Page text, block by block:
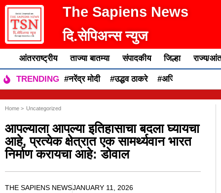
The Sapiens News
दि.सेपिअन्स न्युज
आंतरराष्ट्रीय ताज्या बातम्या संपादकीय जिल्हा राज्य/
TRENDING #नरेंद्र मोदी #उद्धव ठाकरे #अजित पवार
Home > Uncategorized
आपल्याला आपल्या इतिहासाचा बदला घ्यायचा
आहे, प्रत्येक क्षेत्रात एक सामर्थ्यवान भारत
निर्माण करायचा आहे: डोवाल
THE SAPIENS NEWSJANUARY 11, 2026